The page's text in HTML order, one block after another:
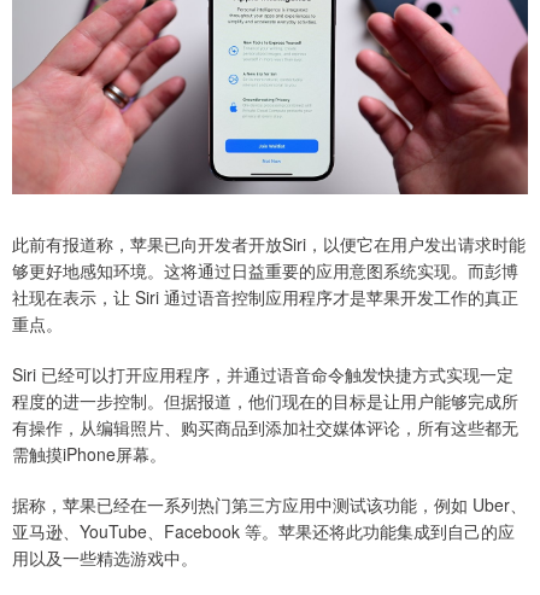
此前有报道称，苹果已向开发者开放Siri，以便它在用户发出请求时能
够更好地感知环境。这将通过日益重要的应用意图系统实现。而彭博
社现在表示，让 Siri 通过语音控制应用程序才是苹果开发工作的真正
重点。
Siri 已经可以打开应用程序，并通过语音命令触发快捷方式实现一定
程度的进一步控制。但据报道，他们现在的目标是让用户能够完成所
有操作，从编辑照片、购买商品到添加社交媒体评论，所有这些都无
需触摸iPhone屏幕。
据称，苹果已经在一系列热门第三方应用中测试该功能，例如 Uber、
亚马逊、YouTube、Facebook 等。苹果还将此功能集成到自己的应
用以及一些精选游戏中。